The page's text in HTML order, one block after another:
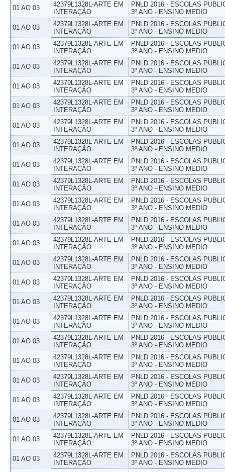
01 AO 03
42379L1328L-ARTE EM
INTERAÇÃO
PNLD 2016 - ESCOLAS
3º ANO - ENSINO MEDIO
01 AO 03
42379L1328L-ARTE EM
INTERAÇÃO
PNLD 2016 - ESCOLAS
3º ANO - ENSINO MEDIO
01 AO 03
42379L1328L-ARTE EM
INTERAÇÃO
PNLD 2016 - ESCOLAS
3º ANO - ENSINO MEDIO
01 AO 03
42379L1328L-ARTE EM
INTERAÇÃO
PNLD 2016 - ESCOLAS
3º ANO - ENSINO MEDIO
01 AO 03
42379L1328L-ARTE EM
INTERAÇÃO
PNLD 2016 - ESCOLAS
3º ANO - ENSINO MEDIO
01 AO 03
42379L1328L-ARTE EM
INTERAÇÃO
PNLD 2016 - ESCOLAS
3º ANO - ENSINO MEDIO
01 AO 03
42379L1328L-ARTE EM
INTERAÇÃO
PNLD 2016 - ESCOLAS
3º ANO - ENSINO MEDIO
01 AO 03
42379L1328L-ARTE EM
INTERAÇÃO
PNLD 2016 - ESCOLAS
3º ANO - ENSINO MEDIO
01 AO 03
42379L1328L-ARTE EM
INTERAÇÃO
PNLD 2016 - ESCOLAS
3º ANO - ENSINO MEDIO
01 AO 03
42379L1328L-ARTE EM
INTERAÇÃO
PNLD 2016 - ESCOLAS
3º ANO - ENSINO MEDIO
01 AO 03
42379L1328L-ARTE EM
INTERAÇÃO
PNLD 2016 - ESCOLAS
3º ANO - ENSINO MEDIO
01 AO 03
42379L1328L-ARTE EM
INTERAÇÃO
PNLD 2016 - ESCOLAS
3º ANO - ENSINO MEDIO
01 AO 03
42379L1328L-ARTE EM
INTERAÇÃO
PNLD 2016 - ESCOLAS
3º ANO - ENSINO MEDIO
01 AO 03
42379L1328L-ARTE EM
INTERAÇÃO
PNLD 2016 - ESCOLAS
3º ANO - ENSINO MEDIO
01 AO 03
42379L1328L-ARTE EM
INTERAÇÃO
PNLD 2016 - ESCOLAS
3º ANO - ENSINO MEDIO
01 AO 03
42379L1328L-ARTE EM
INTERAÇÃO
PNLD 2016 - ESCOLAS
3º ANO - ENSINO MEDIO
01 AO 03
42379L1328L-ARTE EM
INTERAÇÃO
PNLD 2016 - ESCOLAS
3º ANO - ENSINO MEDIO
01 AO 03
42379L1328L-ARTE EM
INTERAÇÃO
PNLD 2016 - ESCOLAS
3º ANO - ENSINO MEDIO
01 AO 03
42379L1328L-ARTE EM
INTERAÇÃO
PNLD 2016 - ESCOLAS
3º ANO - ENSINO MEDIO
01 AO 03
42379L1328L-ARTE EM
INTERAÇÃO
PNLD 2016 - ESCOLAS
3º ANO - ENSINO MEDIO
01 AO 03
42379L1328L-ARTE EM
INTERAÇÃO
PNLD 2016 - ESCOLAS
3º ANO - ENSINO MEDIO
01 AO 03
42379L1328L-ARTE EM
INTERAÇÃO
PNLD 2016 - ESCOLAS
3º ANO - ENSINO MEDIO
01 AO 03
42379L1328L-ARTE EM
INTERAÇÃO
PNLD 2016 - ESCOLAS
3º ANO - ENSINO MEDIO
01 AO 03
42379L1328L-ARTE EM
INTERAÇÃO
PNLD 2016 - ESCOLAS
3º ANO - ENSINO MEDIO